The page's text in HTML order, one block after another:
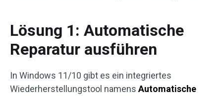
Lösung 1: Automatische
Reparatur ausführen
In Windows 11/10 gibt es ein integriertes
Wiederherstellungstool namens Automatische